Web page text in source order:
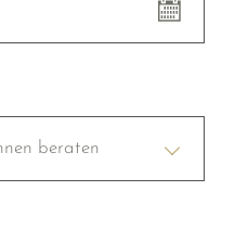
beraten